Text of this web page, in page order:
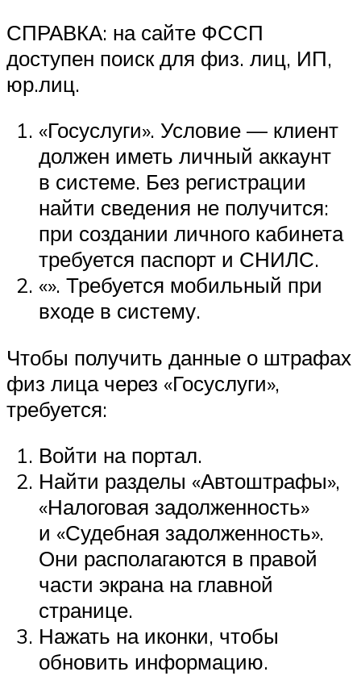
СПРАВКА: на сайте ФССП
доступен поиск для физ. лиц, ИП,
юр.лиц.
«Госуслуги». Условие — клиент
должен иметь личный аккаунт
в системе. Без регистрации
найти сведения не получится:
при создании личного кабинета
требуется паспорт и СНИЛС.
«». Требуется мобильный при
входе в систему.
Чтобы получить данные о штрафах
физ лица через «Госуслуги»,
требуется:
Войти на портал.
Найти разделы «Автоштрафы»,
«Налоговая задолженность»
и «Судебная задолженность».
Они располагаются в правой
части экрана на главной
странице.
Нажать на иконки, чтобы
обновить информацию.